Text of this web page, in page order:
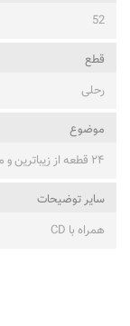
52
قطع
رحلی
موضوع
۲۴ قطعه از زیباترین و مشهورترین قطعات گیتار
ساير توضيحات
همراه با CD